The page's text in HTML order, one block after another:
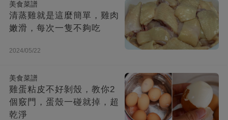
美食菜譜
清蒸雞就是這麼簡單，雞肉
嫩滑，每次一隻不夠吃
2024/05/22
美食菜譜
雞蛋粘皮不好剝殼，教你2
個竅門，蛋殼一碰就掉，超
乾淨